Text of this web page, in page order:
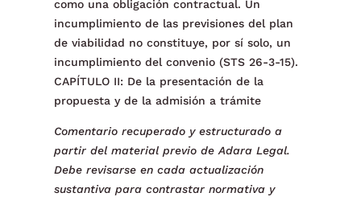
como una obligación contractual. Un
incumplimiento de las previsiones del plan
de viabilidad no constituye, por sí solo, un
incumplimiento del convenio (STS 26-3-15).
CAPÍTULO II: De la presentación de la
propuesta y de la admisión a trámite
Comentario recuperado y estructurado a
partir del material previo de Adara Legal.
Debe revisarse en cada actualización
sustantiva para contrastar normativa y